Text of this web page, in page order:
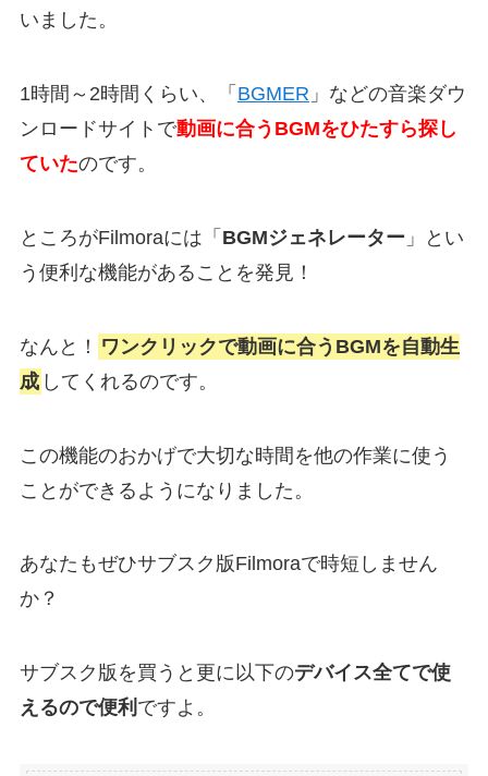
いました。
1時間～2時間くらい、「 BGMER 」などの音楽ダウ
ンロードサイトで動画に合うBGMをひたすら探し
ていたのです。
ところがFilmoraには「 BGMジェネレーター 」とい
う便利な機能があることを発見！
なんと！ ワンクリックで動画に合うBGMを自動生
成 してくれるのです。
この機能のおかげで大切な時間を他の作業に使う
ことができるようになりました。
あなたもぜひサブスク版Filmoraで時短しません
か？
サブスク版を買うと更に以下のデバイス全てで使
えるので便利 ですよ。